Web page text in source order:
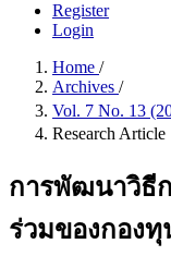
Register
Login
Home /
Archives /
Vol. 7 No. 13
Research Article
การพัฒนาวิธี
ร่วมของกอง